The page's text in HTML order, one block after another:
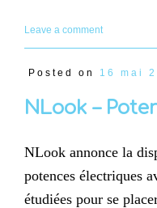
Leave a comment
Posted on 16 mai
NLook –
NLook annonce la
potences électriques
étudiées pour se